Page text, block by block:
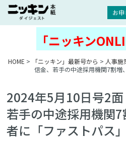
お
「ニッキン
HOME > 「ニッキン」最新号から > 人事施
信金、若手の中途採用機関7割増
2024年5月10日号2
若手の中途採用機関
者に「ファストパス